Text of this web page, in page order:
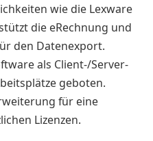
wie die Lexware
die eRechnung und
den Datenexport.
als Client-/Server-
geboten.
für eine
Lizenzen.